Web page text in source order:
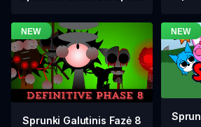
Sprunki Galutinis Fazė 8